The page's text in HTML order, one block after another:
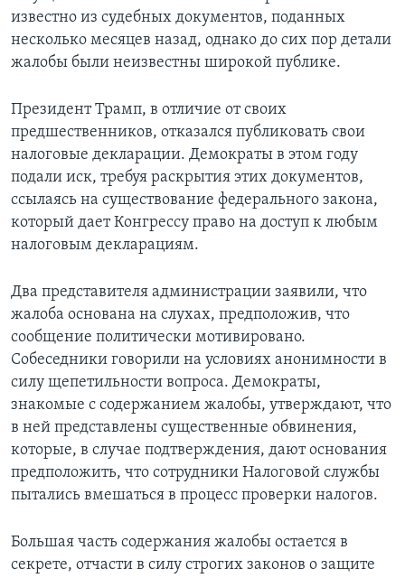
известно из судебных документов, поданных
несколько месяцев назад, однако до сих пор детали
жалобы были неизвестны широкой публике.
Президент Трамп, в отличие от своих
предшественников, отказался публиковать свои
налоговые декларации. Демократы в этом году
подали иск, требуя раскрытия этих документов,
ссылаясь на существование федерального закона,
который дает Конгрессу право на доступ к любым
налоговым декларациям.
Два представителя администрации заявили, что
жалоба основана на слухах, предположив, что
сообщение политически мотивировано.
Собеседники говорили на условиях анонимности в
силу щепетильности вопроса. Демократы,
знакомые с содержанием жалобы, утверждают, что
в ней представлены существенные обвинения,
которые, в случае подтверждения, дают основания
предположить, что сотрудники Налоговой службы
пытались вмешаться в процесс проверки налогов.
Большая часть содержания жалобы остается в
секрете, отчасти в силу строгих законов о защите